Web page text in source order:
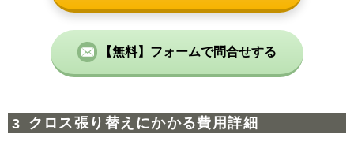
【無料】フォームで問合せする
クロス張り替えにかかる費用詳細